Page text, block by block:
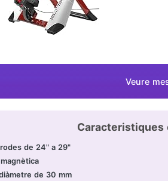
Veure
Caracteristiques
de 24" a 29"
de 30 mm